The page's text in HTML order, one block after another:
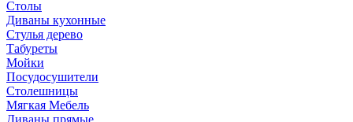
Столы
Диваны кухонные
Стулья дерево
Табуреты
Мойки
Посудосушители
Столешницы
Мягкая Мебель
Диваны прямые